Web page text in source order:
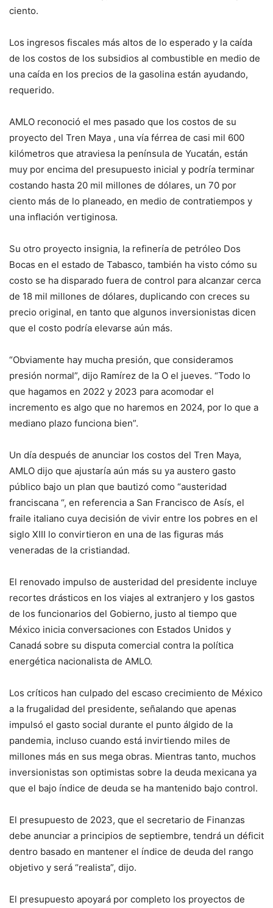
ciento.
Los ingresos fiscales más altos de lo esperado y la caída
de los costos de los subsidios al combustible en medio de
una caída en los precios de la gasolina están ayudando,
requerido.
AMLO reconoció el mes pasado que los costos de su
proyecto del Tren Maya , una vía férrea de casi mil 600
kilómetros que atraviesa la península de Yucatán, están
muy por encima del presupuesto inicial y podría terminar
costando hasta 20 mil millones de dólares, un 70 por
ciento más de lo planeado, en medio de contratiempos y
una inflación vertiginosa.
Su otro proyecto insignia, la refinería de petróleo Dos
Bocas en el estado de Tabasco, también ha visto cómo su
costo se ha disparado fuera de control para alcanzar cerca
de 18 mil millones de dólares, duplicando con creces su
precio original, en tanto que algunos inversionistas dicen
que el costo podría elevarse aún más.
“Obviamente hay mucha presión, que consideramos
presión normal”, dijo Ramírez de la O el jueves. “Todo lo
que hagamos en 2022 y 2023 para acomodar el
incremento es algo que no haremos en 2024, por lo que a
mediano plazo funciona bien”.
Un día después de anunciar los costos del Tren Maya,
AMLO dijo que ajustaría aún más su ya austero gasto
público bajo un plan que bautizó como “austeridad
franciscana “, en referencia a San Francisco de Asís, el
fraile italiano cuya decisión de vivir entre los pobres en el
siglo XIII lo convirtieron en una de las figuras más
veneradas de la cristiandad.
El renovado impulso de austeridad del presidente incluye
recortes drásticos en los viajes al extranjero y los gastos
de los funcionarios del Gobierno, justo al tiempo que
México inicia conversaciones con Estados Unidos y
Canadá sobre su disputa comercial contra la política
energética nacionalista de AMLO.
Los críticos han culpado del escaso crecimiento de México
a la frugalidad del presidente, señalando que apenas
impulsó el gasto social durante el punto álgido de la
pandemia, incluso cuando está invirtiendo miles de
millones más en sus mega obras. Mientras tanto, muchos
inversionistas son optimistas sobre la deuda mexicana ya
que el bajo índice de deuda se ha mantenido bajo control.
El presupuesto de 2023, que el secretario de Finanzas
debe anunciar a principios de septiembre, tendrá un déficit
dentro basado en mantener el índice de deuda del rango
objetivo y será “realista”, dijo.
El presupuesto apoyará por completo los proyectos de